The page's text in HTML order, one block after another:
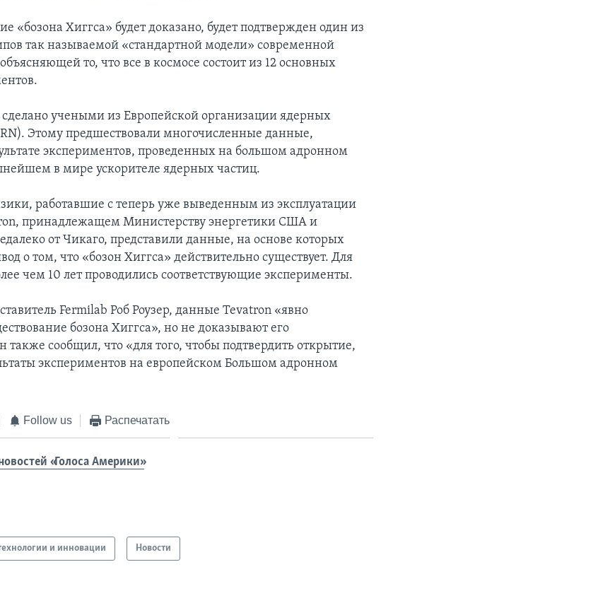
«бозона Хиггса» будет доказано, будет подтвержден один из
так называемой «стандартной модели» современной
то, что все в космосе состоит из 12 основных
сделано учеными из Европейской организации ядерных
Этому предшествовали многочисленные данные,
экспериментов, проведенных на большом адронном
в мире ускорителе ядерных частиц.
работавшие с теперь уже выведенным из эксплуатации
принадлежащем Министерству энергетики США и
от Чикаго, представили данные, на основе которых
о том, что «бозон Хиггса» действительно существует. Для
чем 10 лет проводились соответствующие эксперименты.
Fermilab Роб Роузер, данные Tevatron «явно
бозона Хиггса», но не доказывают его
также сообщил, что «для того, чтобы подтвердить открытие,
экспериментов на европейском Большом адронном
Follow us Распечатать
«Голоса Америки»
и инновации Новости